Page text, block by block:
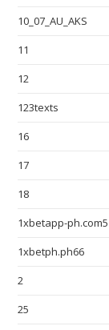
10_07_AU_AKS
11
12
123texts
16
17
18
1xbetapp-ph.com5
1xbetph.ph66
2
25